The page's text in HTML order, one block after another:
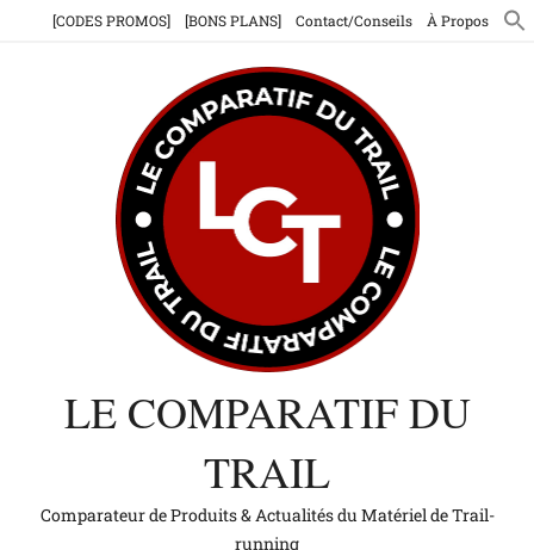
[CODES PROMOS] [BONS PLANS] Contact/Conseils À Propos
LE COMPARATIF DU
TRAIL
Comparateur de Produits & Actualités du Matériel de Trail-
running